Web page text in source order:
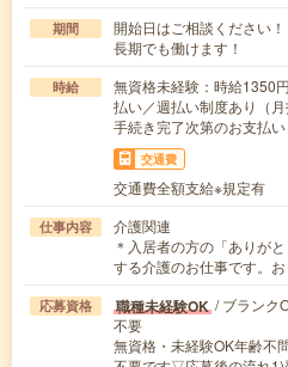
期間
開始日はご相談くださ
長期でも働けます！
時給
無資格未経験：時給
払い／週払い制度あり（
手続き完了次第のお支払い
交通費
交通費全額支給※規定有
仕事内容
介護関連
＊入居者の方の「ありが
する介護のお仕事です。
応募資格 職種未経験OK / ブランク
不要
無資格・未経験OK年齢